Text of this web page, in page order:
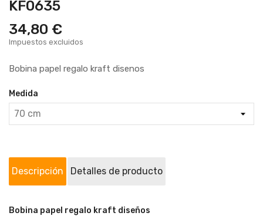
KF0635
34,80 €
Impuestos excluidos
Bobina papel regalo kraft disenos
Medida
Descripción Detalles de producto
Bobina papel regalo kraft diseños